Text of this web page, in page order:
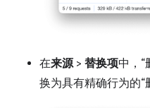
在来源> 替换项中，“
换为具有精确行为的“